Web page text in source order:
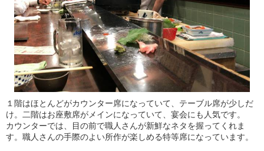
１階はほとんどがカウンター席になっていて、テーブル席が少しだ
け。二階はお座敷席がメインになっていて、宴会にも人気です。
カウンターでは、目の前で職人さんが新鮮なネタを握ってくれま
す。職人さんの手際のよい所作が楽しめる特等席になっています。